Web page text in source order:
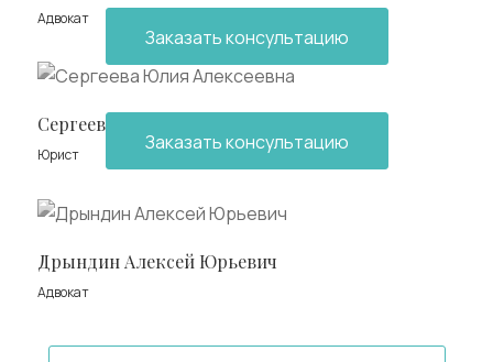
Адвокат
Сергеева Юлия Алексеевна
Юрист
Заказать консультацию
Дрындин Алексей Юрьевич
Адвокат
Заказать консультацию